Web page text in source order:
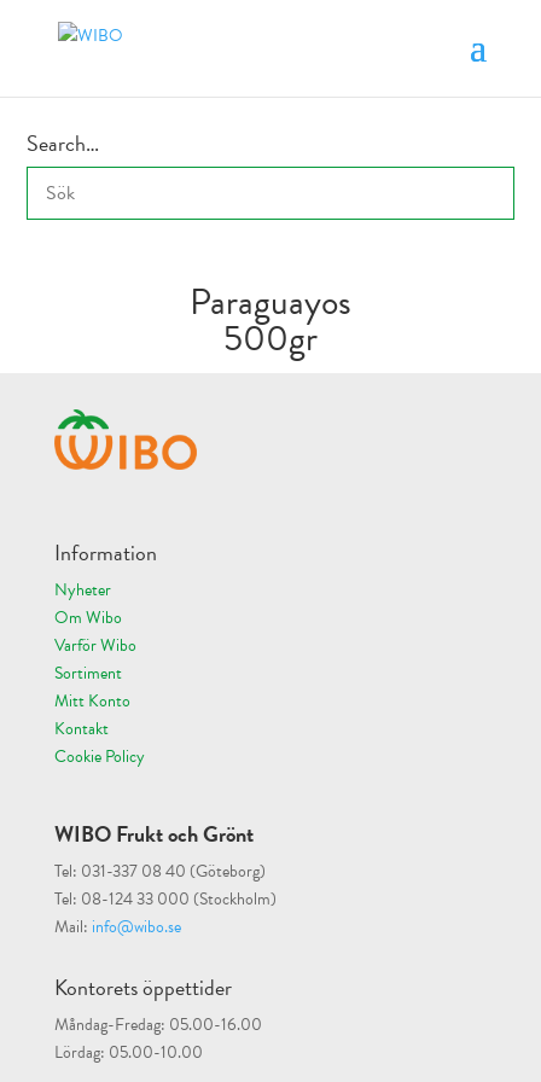
Paraguayos
500gr
Search…
Information
Nyheter
Om Wibo
Varför Wibo
Sortiment
Mitt Konto
Kontakt
Cookie Policy
WIBO Frukt och Grönt
Tel: 031-337 08 40 (Göteborg)
Tel: 08-124 33 000 (Stockholm)
Mail: info@wibo.se
Kontorets öppettider
Måndag-Fredag: 05.00-16.00
Lördag: 05.00-10.00